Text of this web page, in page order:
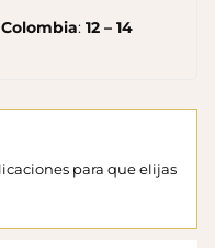
: 12 – 14
para que elijas